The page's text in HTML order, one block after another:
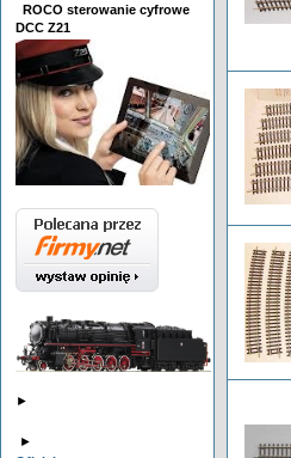
ROCO sterowanie cyfrowe
DCC Z21
►
►